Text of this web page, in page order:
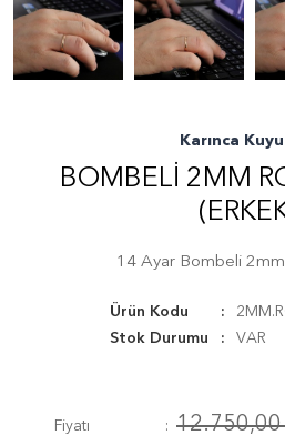
Karınca
BOMBELI 2MM
14 Ayar Bombeli
Ürün Kodu
Stok Durumu
VAR
Fiyatı